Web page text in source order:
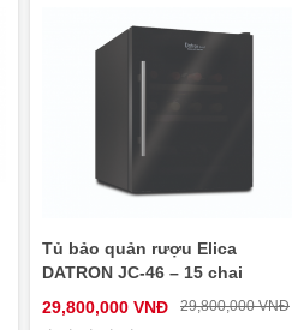
Tủ bảo quản rượu Elica
DATRON JC-46 – 15 chai
29,800,000 VNĐ
29,800,000 VNĐ